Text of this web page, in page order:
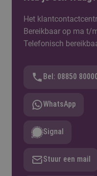
Het
Bereikbaar op ma t/
Telefonisch
Bel: 08850
WhatsApp
Signal
Stuur een mail